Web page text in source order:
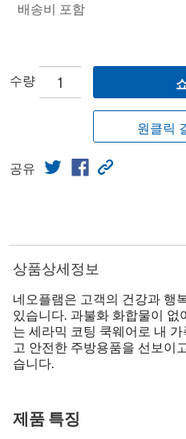
배송비 포함
수량
원클릭
공유
상품상세정보
네오플램은 고객의 건강과 행
있습니다. 과불화 화합물이 없
는 세라믹 코팅 쿡웨어로 내
고 안전한 주방용품을 선보이
습니다.
제품 특징